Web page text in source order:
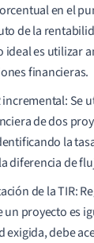
en el
de la
ideal es utilizar
financieras.
incremental: Se
de dos
la
diferencia de
de la TIR:
un proyecto es
exigida, debe